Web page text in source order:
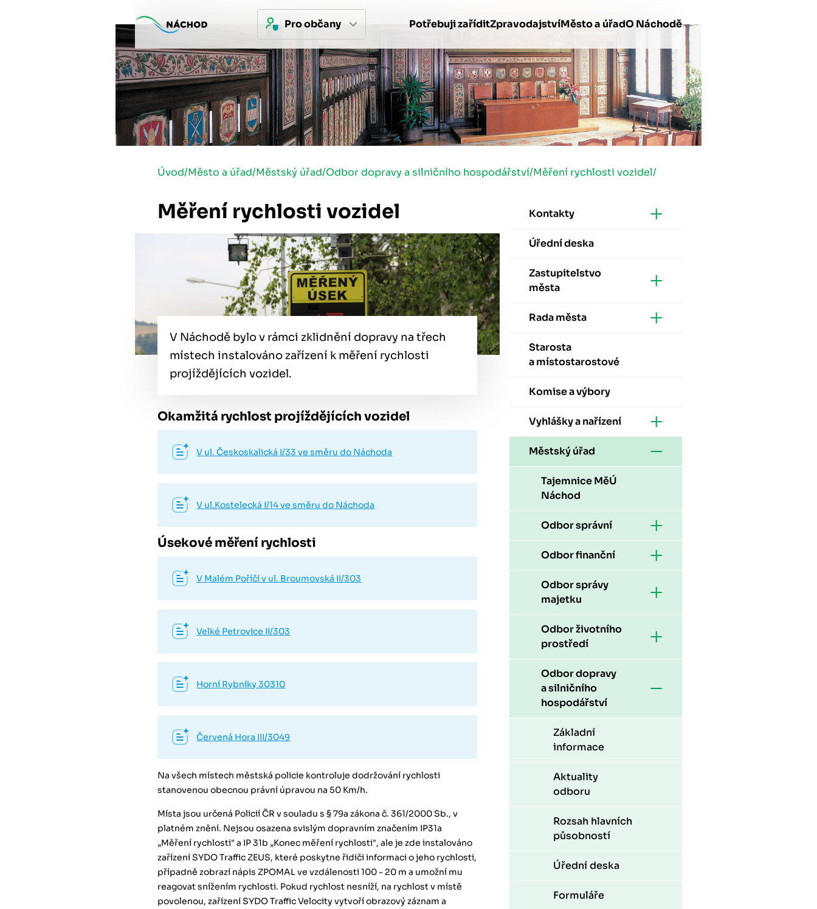
Pro občany Potřebuji zaříditZpravodajstvíMěsto a úřadO Náchodě
Úvod/Město a úřad/Městský úřad/Odbor dopravy a silničního hospodářství/Měření rychlosti vozidel/
Měření rychlosti vozidel
V Náchodě bylo v rámci zklidnění dopravy na třech
místech instalováno zařízení k měření rychlosti
projíždějících vozidel.
Okamžitá rychlost projíždějících vozidel
V ul. Českoskalická I/33 ve směru do Náchoda
V ul.Kostelecká I/14 ve směru do Náchoda
Úsekové měření rychlosti
V Malém Poříčí v ul. Broumovská II/303
Velké Petrovice II/303
Horní Rybníky 30310
Červená Hora III/3049
Na všech místech městská policie kontroluje dodržování rychlosti
stanovenou obecnou právní úpravou na 50 Km/h.
Místa jsou určená Policií ČR v souladu s § 79a zákona č. 361/2000 Sb., v
platném znění. Nejsou osazena svislým dopravním značením IP31a
„Měření rychlosti" a IP 31b „Konec měření rychlosti", ale je zde instalováno
zařízení SYDO Traffic ZEUS, které poskytne řidiči informaci o jeho rychlosti,
případně zobrazí nápis ZPOMAL ve vzdálenosti 100 - 20 m a umožní mu
reagovat snížením rychlosti. Pokud rychlost nesníží, na rychlost v místě
povolenou, zařízení SYDO Traffic Velocity vytvoří obrazový záznam a
Kontakty
Úřední deska
Zastupitelstvo
města
Rada města
Starosta
a místostarostové
Komise a výbory
Vyhlášky a nařízení
Městský úřad
Tajemnice MěÚ
Náchod
Odbor správní
Odbor finanční
Odbor správy
majetku
Odbor životního
prostředí
Odbor dopravy
a silničního
hospodářství
Základní
informace
Aktuality
odboru
Rozsah hlavních
působností
Úřední deska
Formuláře